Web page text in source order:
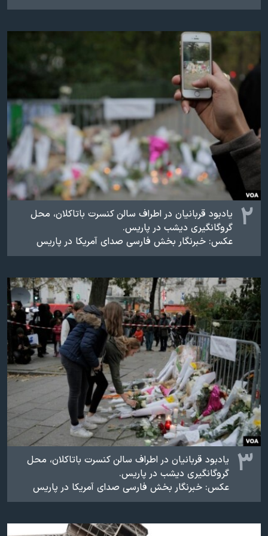
همایش محافظه‌کاران آمریکا «سی‌پک»
صفحه‌های ویژه
سفر پرزیدنت ترامپ به چین
۲
یادبود قربانیان در اطراف سالن کنسرت باتاکلان، محل
گروگانگیری دیشب در پاریس.
عکس: خبرنگار بخش فارسی صدای آمریکا در پاریس
۳
یادبود قربانیان در اطراف سالن کنسرت باتاکلان، محل
گروگانگیری دیشب در پاریس.
عکس: خبرنگار بخش فارسی صدای آمریکا در پاریس